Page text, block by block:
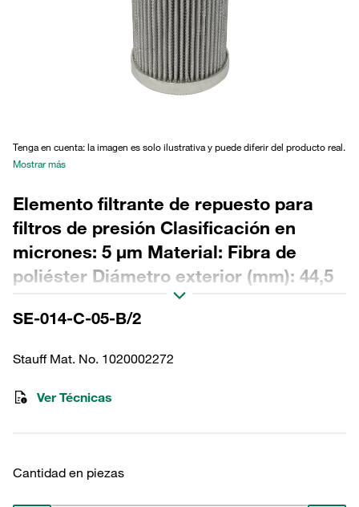
Tenga en cuenta: la imagen es solo ilustrativa y puede diferir del producto real.
Mostrar más
Elemento filtrante de repuesto para
filtros de presión Clasificación en
micrones: 5 µm Material: Fibra de
poliéster Diámetro exterior (mm): 44,5
Diámetro interior (mm): 22,2 Longitud
(mm): 91 Sellado: NBR, relación β >200
SE-014-C-05-B/2
Stauff Mat. No. 1020002272
Ver Técnicas
Cantidad en piezas